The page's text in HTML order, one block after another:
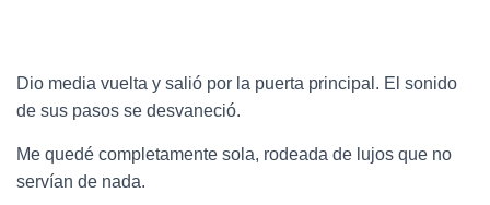
Dio media vuelta y salió por la puerta principal. El sonido
de sus pasos se desvaneció.
Me quedé completamente sola, rodeada de lujos que no
servían de nada.